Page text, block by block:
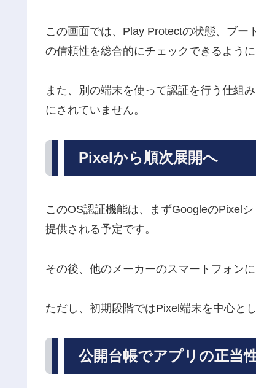
この画面では、Play Protectの状態、ブー
の信頼性を総合的にチェックできるように
また、別の端末を使って認証を行う仕組
にされていません。
Pixelから順次展開へ
このOS認証機能は、まずGoogleのPixel
提供される予定です。
その後、他のメーカーのスマートフォン
ただし、初期段階ではPixel端末を中心と
公開台帳でアプリの正当